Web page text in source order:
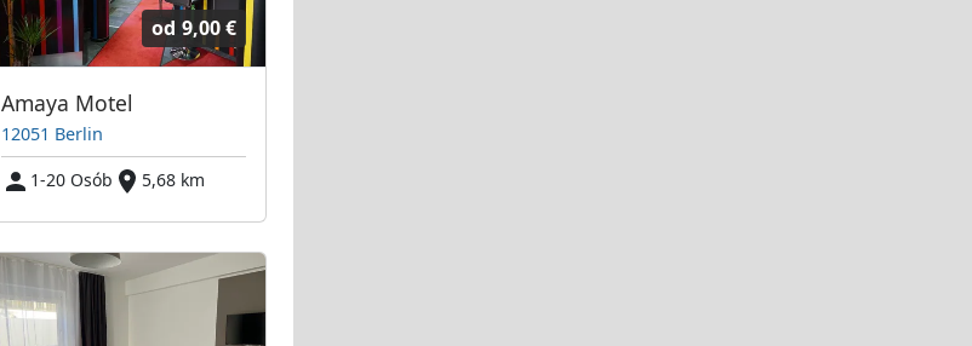
od 9,00 €
Amaya Motel
12051 Berlin
1-20 Osób
5,68 km